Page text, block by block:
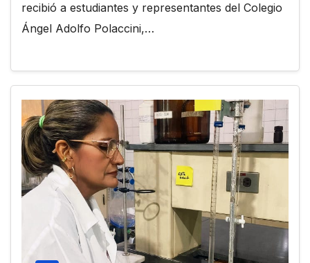
recibió a estudiantes y representantes del Colegio
Ángel Adolfo Polaccini,…